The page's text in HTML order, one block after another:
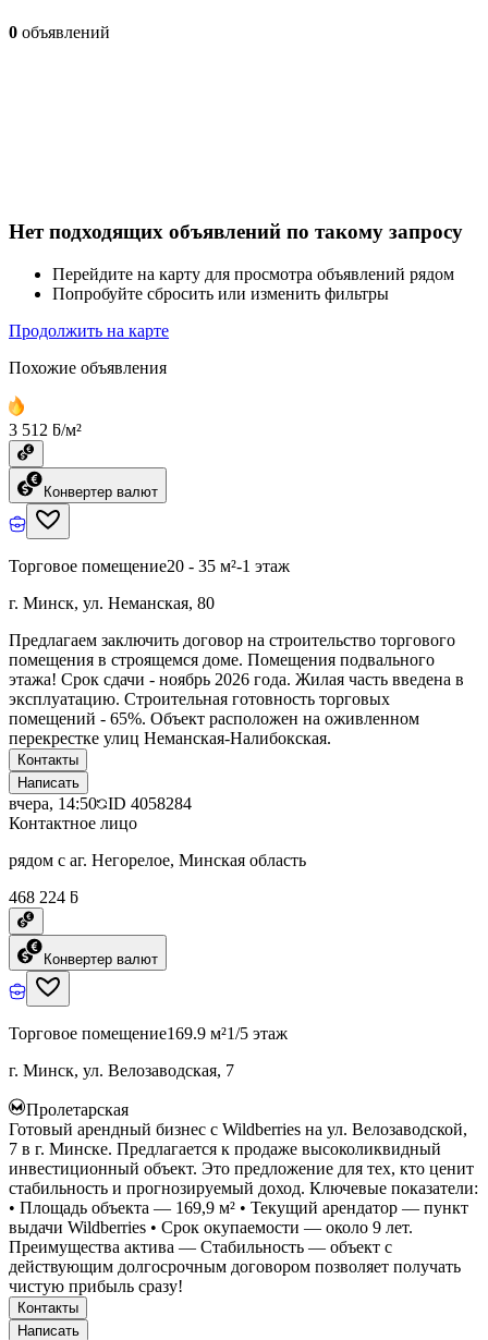
0 объявлений
Нет подходящих объявлений по такому запросу
Перейдите на карту для просмотра объявлений рядом
Попробуйте сбросить или изменить фильтры
Продолжить на карте
Похожие объявления
3 512 ƃ/м²
Конвертер валют
Торговое помещение20 - 35 м²-1 этаж
г. Минск, ул. Неманская, 80
Предлагаем заключить договор на строительство торгового
помещения в строящемся доме. Помещения подвального
этажа! Срок сдачи - ноябрь 2026 года. Жилая часть введена в
эксплуатацию. Строительная готовность торговых
помещений - 65%. Объект расположен на оживленном
перекрестке улиц Неманская-Налибокская.
Контакты
Написать
вчера, 14:50 ID 4058284
Контактное лицо
рядом с аг. Негорелое, Минская область
468 224 ƃ
Конвертер валют
Торговое помещение169.9 м²1/5 этаж
г. Минск, ул. Велозаводская, 7
Пролетарская
Готовый арендный бизнес с Wildberries на ул. Велозаводской,
7 в г. Минске. Предлагается к продаже высоколиквидный
инвестиционный объект. Это предложение для тех, кто ценит
стабильность и прогнозируемый доход. Ключевые показатели:
• Площадь объекта — 169,9 м² • Текущий арендатор — пункт
выдачи Wildberries • Срок окупаемости — около 9 лет.
Преимущества актива — Стабильность — объект с
действующим долгосрочным договором позволяет получать
чистую прибыль сразу!
Контакты
Написать